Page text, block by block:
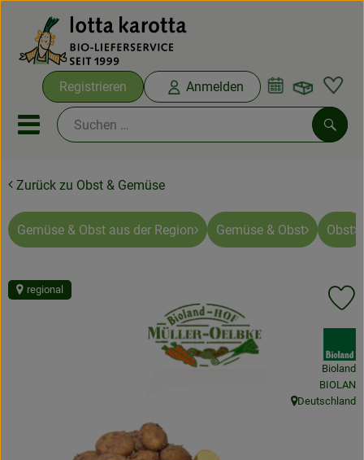
Registrieren Anmelden
Mobiles Menu öffnen oder
Ökokisten
Bio-Kochboxen
Zurück zu Obst & Gemüse
Gemüse & Obst aus der Region Gemüse & Obst Obst
regional
Bioland
,BIOLAN
, Herkunft:
Deutschland